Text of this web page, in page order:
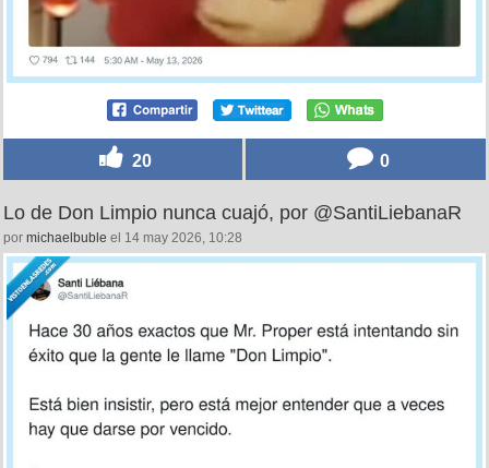
20 0
Lo de Don Limpio nunca cuajó, por @SantiLiebanaR
por michaelbuble el 14 may 2026, 10:28